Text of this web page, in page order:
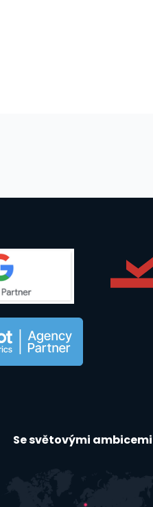
Se světovými ambicemi